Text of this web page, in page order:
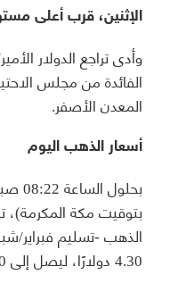
الإثنين، قرب أعلى
وأدى تراجع الدولار
الفائدة من مجلس
المعدن الأصفر.
أسعار الذهب اليوم
بتوقيت مكة المكرمة)،
4.30 دولارًا، ليصل إلى 1917.40 دولارًا للأوقية.